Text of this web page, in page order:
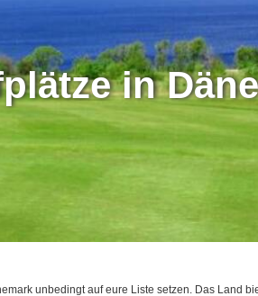
in
unbedingt auf eure Liste setzen. Das Land